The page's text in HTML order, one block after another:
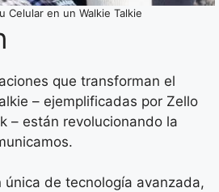
Celular en un Walkie Talkie
que transforman el
– ejemplificadas por Zello
– están revolucionando la
única de tecnología avanzada,